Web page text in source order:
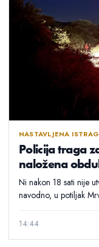
NASTAVLJENA
Policija traga
naložena
Ni nakon 18 sati nije
navodno, u potiljak
14:44